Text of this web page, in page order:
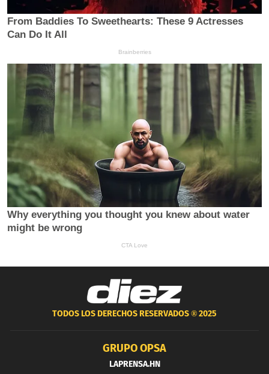
TODOS LOS DERECHOS RESERVADOS ®2025
GRUPO OPSA
LAPRENSA.HN